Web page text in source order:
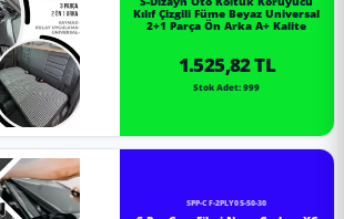
Kılıf Çizgili Füme Beyaz Universal
2+1 Parça Ön Arka A+ Kalite
1.525,82 TL
Stok Adet: 999
SPP-CF-2PLY05-50-30